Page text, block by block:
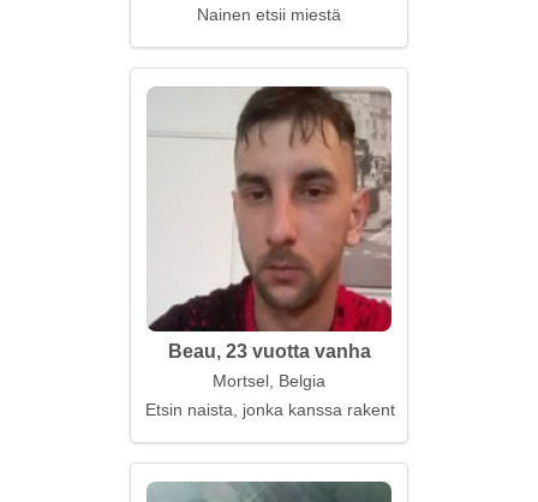
Nainen etsii miestä
Beau, 23 vuotta vanha
Mortsel, Belgia
Etsin naista, jonka kanssa rakentaa elämää